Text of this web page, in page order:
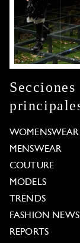
Secciones
WOMENSWEAR
MENSWEAR
COUTURE
MODELS
TRENDS
FASHION NEWS
REPORTS